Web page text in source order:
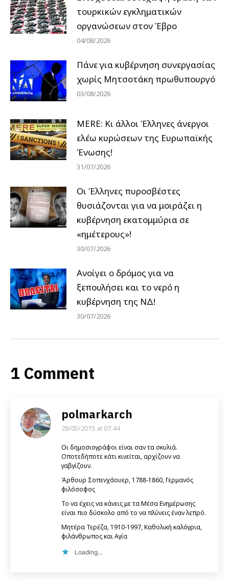
τουρκικών εγκληματικών
οργανώσεων στον Έβρο
04/08/2026
Πάνε για κυβέρνηση συνεργασίας
χωρίς Μητσοτάκη πρωθυπουργό
03/08/2026
MERE: Κι άλλοι Έλληνες άνεργοι
ελέω κυρώσεων της Ευρωπαϊκής
Ένωσης!
31/07/2026
Οι Έλληνες πυροσβέστες
θυσιάζονται για να μοιράζει η
κυβέρνηση εκατομμύρια σε
«ημέτερους»!
30/07/2026
Ανοίγει ο δρόμος για να
ξεπουλήσει και το νερό η
κυβέρνηση της ΝΔ!
30/07/2026
1 Comment
polmarkarch
says:
28/05/2015 at 07:44
Οι δημοσιογράφοι είναι σαν τα σκυλιά.
Οποτεδήποτε κάτι κινείται, αρχίζουν να
γαβγίζουν.
Άρθουρ Σοπενχάουερ, 1788-1860, Γερμανός
φιλόσοφος
Το να έχεις να κάνεις με τα Μέσα Ενημέρωσης
είναι πιο δύσκολο από το να πλύνεις έναν λεπρό.
Μητέρα Τερέζα, 1910-1997, Καθολική καλόγρια,
φιλάνθρωπος και Αγία
Loading...